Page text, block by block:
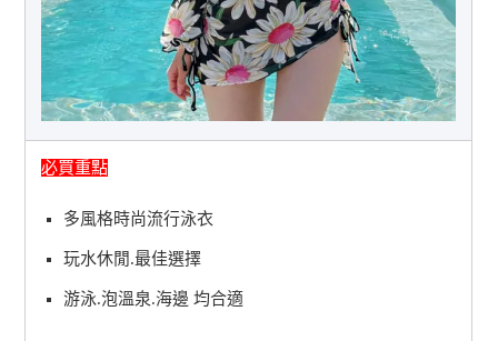
必買重點
多風格時尚流行泳衣
玩水休閒.最佳選擇
游泳.泡溫泉.海邊 均合適